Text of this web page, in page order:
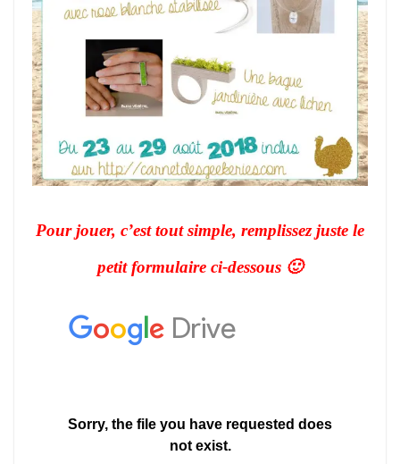
Pour jouer, c’est tout simple, remplissez juste le
petit formulaire ci-dessous 🙂